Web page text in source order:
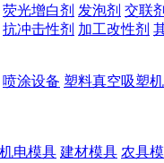
荧光增白剂 发泡剂 交联剂
抗冲击性剂 加工改性剂
喷涂设备 塑料真空吸塑机
机电模具 建材模具 农具